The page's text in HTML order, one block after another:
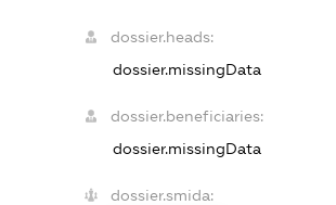
dossier.heads:
dossier.missingData
dossier.beneficiaries:
dossier.missingData
dossier.smida: